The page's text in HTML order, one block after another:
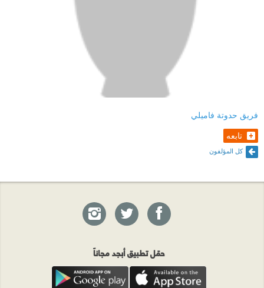
فريق حدوتة فاميلي
تابعه
كل المؤلفون
حمّل تطبيق أبجد مجاناً